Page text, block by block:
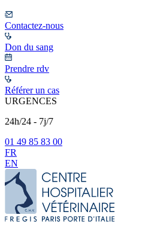
Contactez-nous
Don du sang
Prendre rdv
Référer un cas
URGENCES
24h/24 - 7j/7
01 49 85 83 00
FR
EN